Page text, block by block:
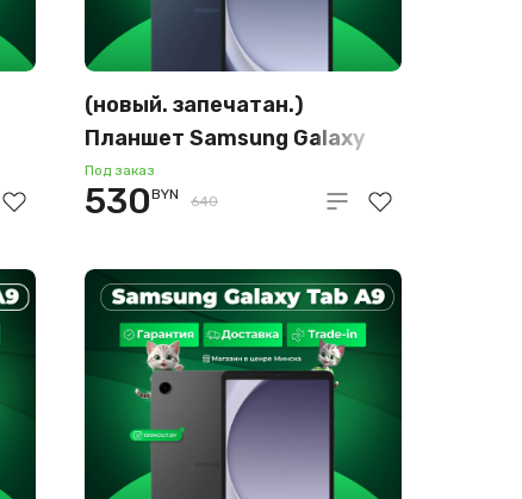
(новый. запечатан.)
Планшет Samsung Galaxy
Tab A9 LTE SM-X115
8GB/128GB (темно-синий)
Под заказ
530BYN 640